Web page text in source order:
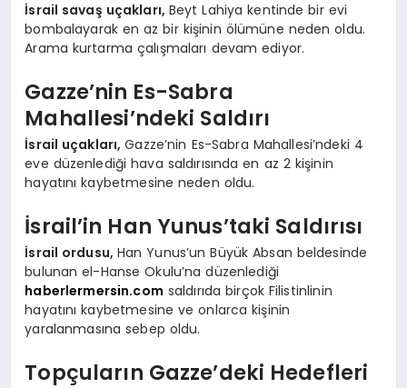
İsrail savaş uçakları, Beyt Lahiya kentinde bir evi
bombalayarak en az bir kişinin ölümüne neden oldu.
Arama kurtarma çalışmaları devam ediyor.
Gazze’nin Es-Sabra
Mahallesi’ndeki Saldırı
İsrail uçakları,Gazze’nin Es-Sabra Mahallesi’ndeki 4
eve düzenlediği hava saldırısında en az 2 kişinin
hayatını kaybetmesine neden oldu.
İsrail’in Han Yunus’taki Saldırısı
İsrail ordusu, Han Yunus’un Büyük Absan beldesinde
bulunan el-Hanse Okulu’na düzenlediği
haberlermersin.com saldırıda birçok Filistinlinin
hayatını kaybetmesine ve onlarca kişinin
yaralanmasına sebep oldu.
Topçuların Gazze’deki Hedefleri